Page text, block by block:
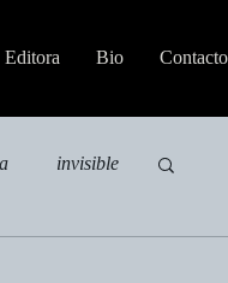
Bio Contacto
invisible